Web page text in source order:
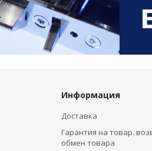
Информация
Доставка
Гарантия на товар.
обмен товара